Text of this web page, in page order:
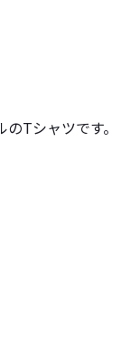
Tシャツです。